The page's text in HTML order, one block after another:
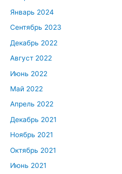
Январь 2024
Сентябрь 2023
Декабрь 2022
Август 2022
Июнь 2022
Май 2022
Апрель 2022
Декабрь 2021
Ноябрь 2021
Октябрь 2021
Июнь 2021